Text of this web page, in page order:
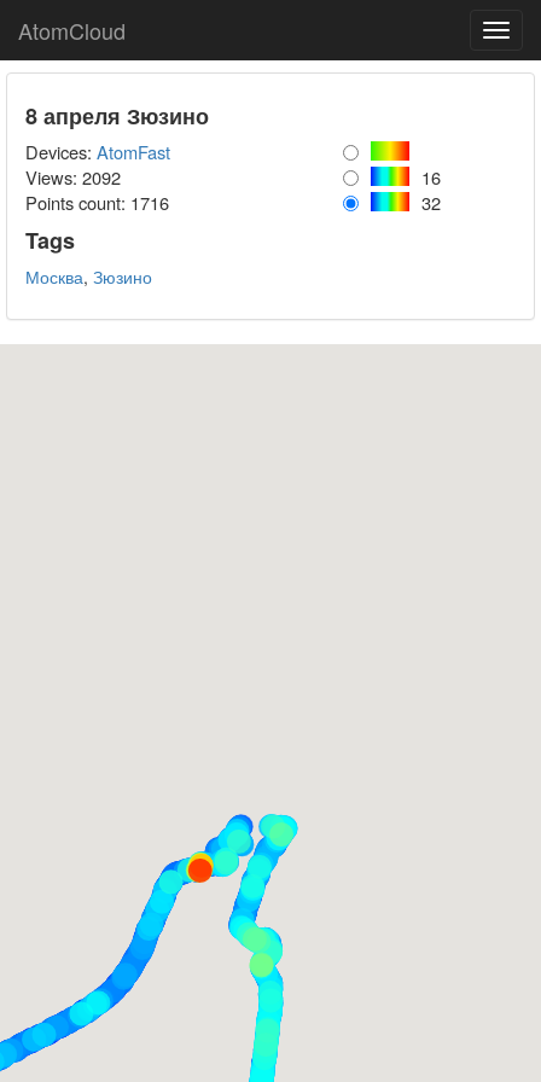
AtomCloud
8 апреля Зюзино
Devices: AtomFast
Views: 2092
16
Points count: 1716 32
Tags
Москва, Зюзино